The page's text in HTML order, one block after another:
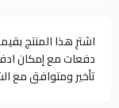
اشترِ هذا المنتج بقيمة
دفعات مع إمكان
تأخير ومتوافق مع